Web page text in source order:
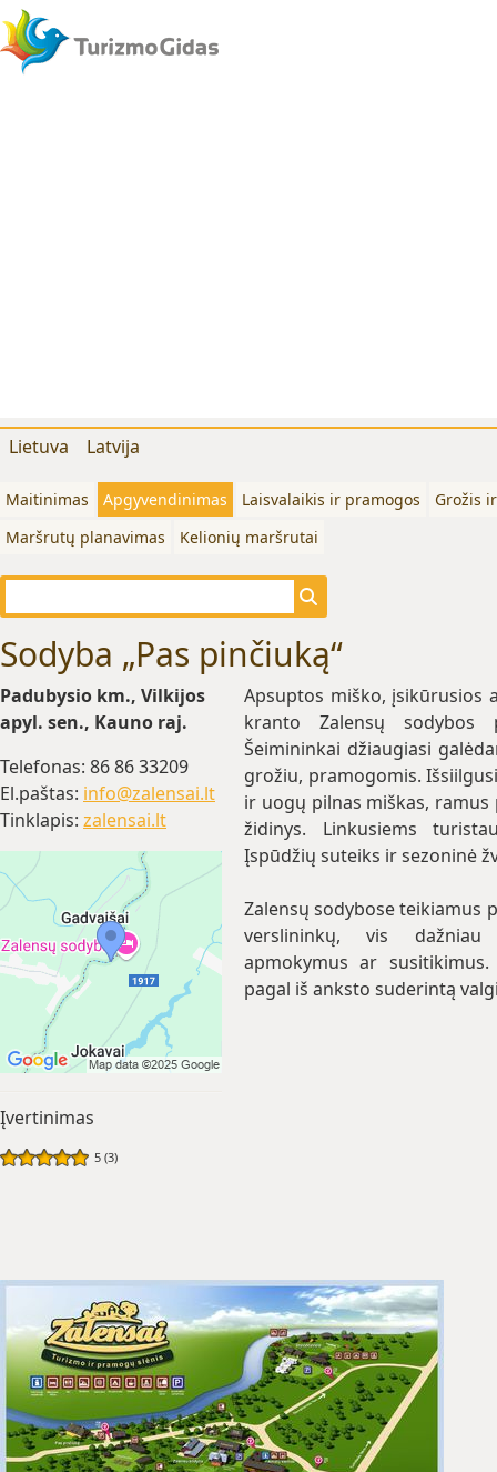
Lietuva Latvija
Maitinimas Apgyvendinimas Laisvalaikis ir pramogos
Grožis
Maršrutų planavimas
Kelionių maršrutai
Sodyba „Pas pinčiuką“
Padubysio km., Vilkijos
apyl. sen., Kauno raj.
Telefonas: 86 86 33209
El.paštas: info@zalensai.lt
Tinklapis: zalensai.lt
Įvertinimas
5 (3)
Apsuptos miško, įsikūrusios
kranto Zalensų sodybos
Šeimininkai džiaugiasi
grožiu, pramogomis.
ir uogų pilnas miškas,
židinys. Linkusiems
Įspūdžių suteiks ir sezoninė
Zalensų sodybose teikiamus
verslininkų, vis
apmokymus ar susitikimus.
pagal iš anksto suderintą